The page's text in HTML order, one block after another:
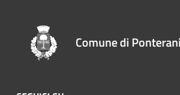
Comune di